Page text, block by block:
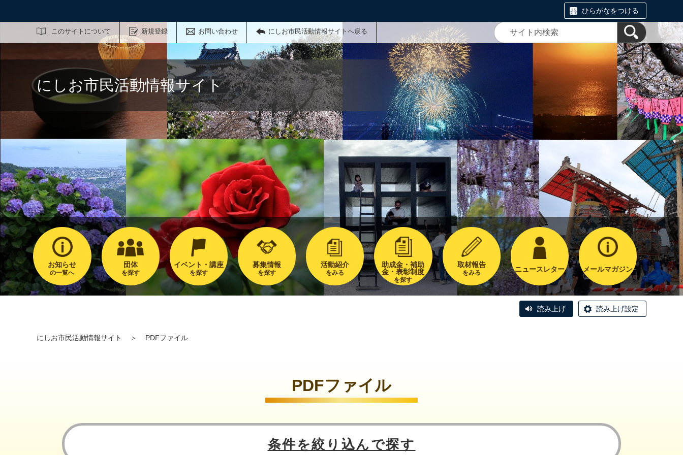
ひらがなをつける
このサイトについて 新規登録 お問い合わせ にしお市民活動情報サイトへ戻る
サイト内検索
にしお市民活動情報サイト
お知らせ
の一覧へ
団体
を探す
イベント・講座
を探す
募集情報
を探す
活動紹介
をみる
助成金・補助
金・表彰制度
を探す
取材報告
をみる ニュースレター メールマガジン
読み上げ 読み上げ設定
にしお市民活動情報サイト ＞ PDFファイル
PDFファイル
条件を絞り込んで探す